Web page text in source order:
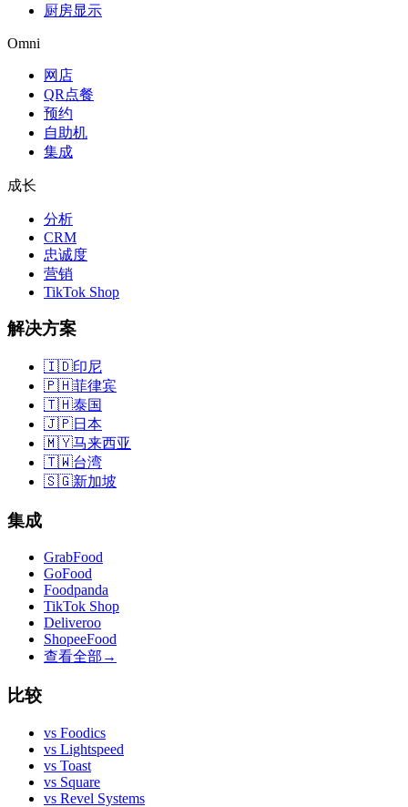
厨房显示
Omni
网店
QR点餐
预约
自助机
集成
成长
分析
CRM
忠诚度
营销
TikTok Shop
解决方案
🇮🇩印尼
🇵🇭菲律宾
🇹🇭泰国
🇯🇵日本
🇲🇾马来西亚
🇹🇼台湾
🇸🇬新加坡
集成
GrabFood
GoFood
Foodpanda
TikTok Shop
Deliveroo
ShopeeFood
查看全部 →
比较
vs Foodics
vs Lightspeed
vs Toast
vs Square
vs Revel Systems